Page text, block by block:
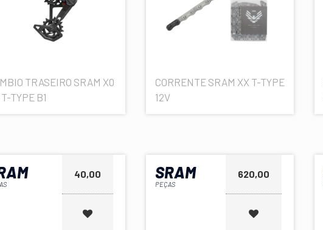
TRASEIRO SRAM X0
TYPE B1
CORRENTE SRAM XX T-TYPE
12V
40,00 SRAM
PEÇAS
620,00